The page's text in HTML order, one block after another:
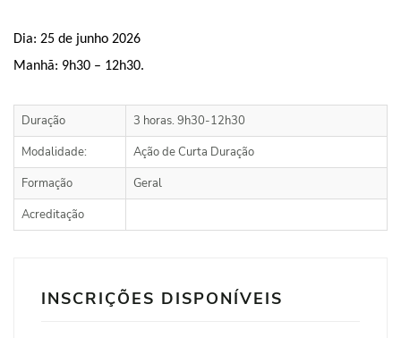
Dia: 25 de junho 2026
Manhã: 9h30 – 12h30.
Duração
3 horas. 9h30-12h30
Modalidade:
Ação de Curta Duração
Formação
Geral
Acreditação
INSCRIÇÕES DISPONÍVEIS